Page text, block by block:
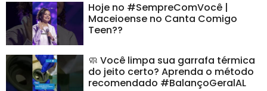
Hoje no #SempreComVocê |
Maceioense no Canta Comigo
Teen??
🧼 Você limpa sua garrafa térmica
do jeito certo? Aprenda o método
recomendado #BalançoGeralAL